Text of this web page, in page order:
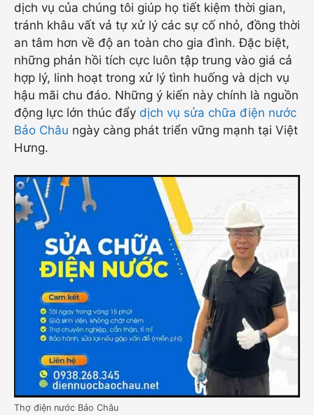
dịch vụ của chúng tôi giúp họ tiết kiệm thời gian,
tránh khâu vất vả tự xử lý các sự cố nhỏ, đồng thời
an tâm hơn về độ an toàn cho gia đình. Đặc biệt,
những phản hồi tích cực luôn tập trung vào giá cả
hợp lý, linh hoạt trong xử lý tình huống và dịch vụ
hậu mãi chu đáo. Những ý kiến này chính là nguồn
động lực lớn thúc đẩy dịch vụ sửa chữa điện nước
Bảo Châu ngày càng phát triển vững mạnh tại Việt
Hưng.
Thợ điện nước Bảo Châu